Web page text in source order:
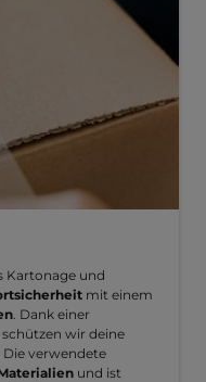
Kartonage und
mit einem
. Dank einer
wir deine
Die verwendete
und ist